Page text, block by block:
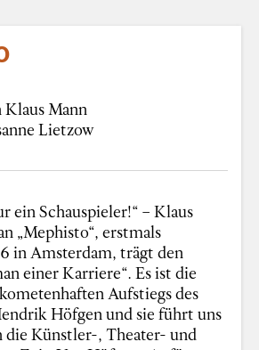
Klaus Mann
Lietzow
ein Schauspieler!“ – Klaus
„Mephisto“, erstmals
in Amsterdam, trägt den
einer Karriere“. Es ist die
Aufstiegs des
Höfgen und sie führt uns
Künstler-, Theater- und